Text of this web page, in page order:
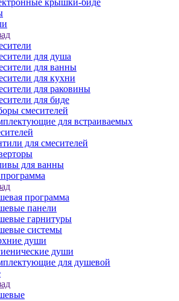
крышки-биде
для душа
для ванны
для кухни
для раковины
для биде
смесителей
для встраиваемых
для смесителей
для ванны
программа
панели
гарнитуры
системы
души
души
для душевой